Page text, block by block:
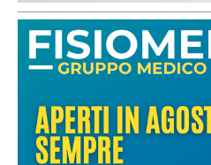
2^ CATEGORIA
3^ CATEGORIA